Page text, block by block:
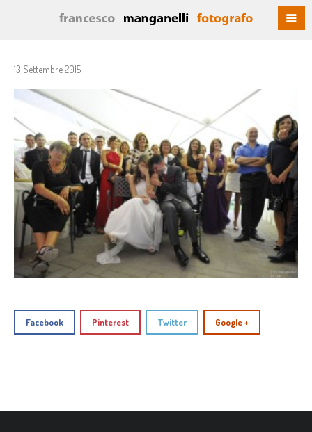
13 Settembre 2015
Facebook Pinterest Twitter Google +